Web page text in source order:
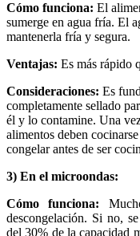
Cómo funciona: El
sumerge en agua fría. El
mantenerla fría y segura.
Ventajas: Es más rápido
Consideraciones: Es
completamente sellado
él y lo contamine. Una
alimentos deben
congelar antes de ser
3) En el microondas:
Cómo funciona:
descongelación. Si no,
del 30% de la capacidad